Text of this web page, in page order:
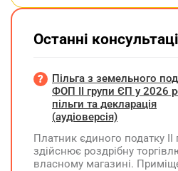
Останні
Пільга з земельного
ФОП ІІ групи ЄП у 2026
пільги та декларація
(аудіоверсія)
Платник єдиного податку ІІ
здійснює роздрібну
власному магазині.